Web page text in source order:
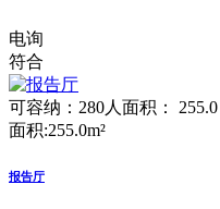
电询
符合
可容纳：280人 面积： 255.0
面积:255.0m²
报告厅